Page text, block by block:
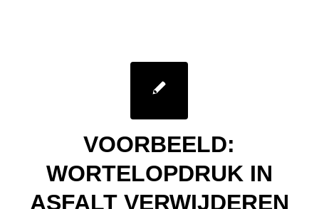
VOORBEELD:
WORTELOPDRUK IN
ASFALT VERWIJDEREN